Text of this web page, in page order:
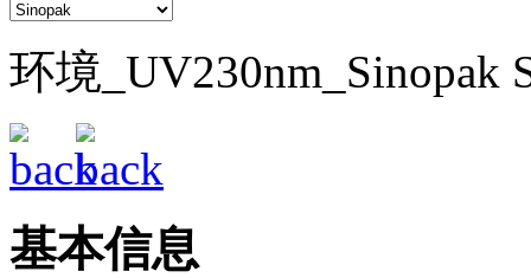
环境_UV230nm_Sinopak
基本信息